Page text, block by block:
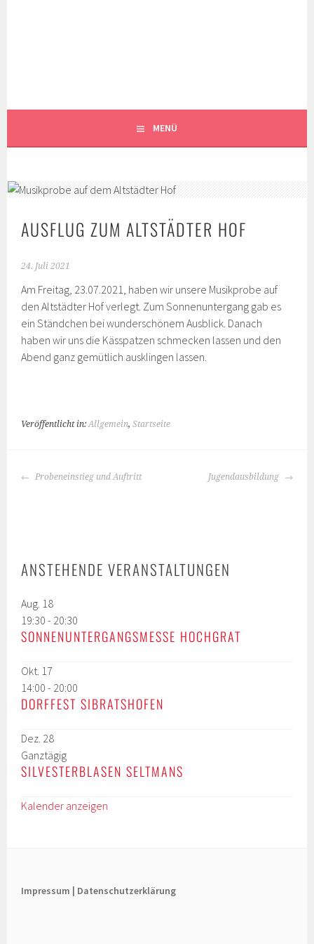
MENÜ
AUSFLUG ZUM ALTSTÄDTER HOF
24. Juli 2021
Am Freitag, 23.07.2021, haben wir unsere Musikprobe auf
den Altstädter Hof verlegt. Zum Sonnenuntergang gab es
ein Ständchen bei wunderschönem Ausblick. Danach
haben wir uns die Kässpatzen schmecken lassen und den
Abend ganz gemütlich ausklingen lassen.
Veröffentlicht in:Allgemein,Startseite
BEITRAGS-
Probeneinstieg und Auftritt Jugendausbildung
ANSTEHENDE VERANSTALTUNGEN
Aug. 18
19:30 - 20:30
SONNENUNTERGANGSMESSE HOCHGRAT
Okt. 17
14:00 - 20:00
DORFFEST SIBRATSHOFEN
Dez. 28
Ganztägig
SILVESTERBLASEN SELTMANS
Kalender anzeigen
Impressum | Datenschutzerklärung